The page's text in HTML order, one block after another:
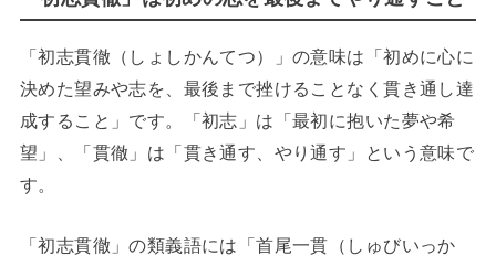
「初志貫徹（しょしかんてつ）」の意味は「初めに心に
決めた望みや志を、最後まで挫けることなく貫き通し達
成すること」です。「初志」は「最初に抱いた夢や希
望」、「貫徹」は「貫き通す、やり通す」という意味で
す。
「初志貫徹」の類義語には「首尾一貫（しゅびいっか